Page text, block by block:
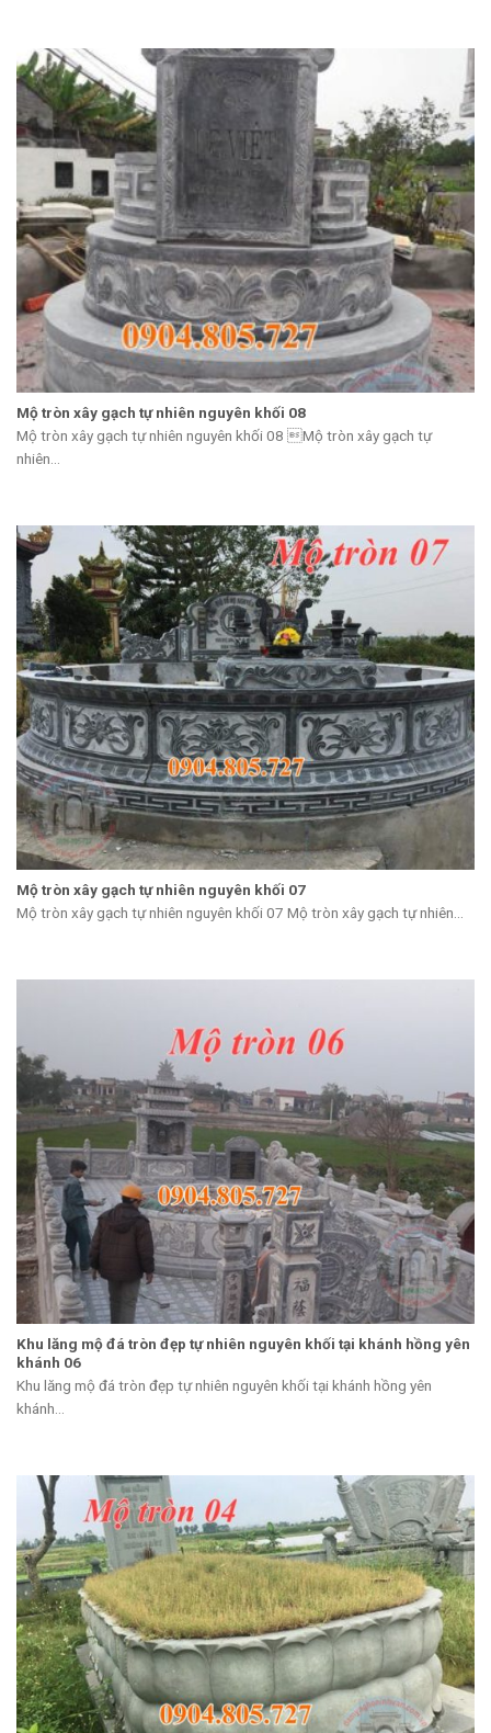
Mộ tròn xây gạch tự nhiên nguyên khối 08
Mộ tròn xây gạch tự nhiên nguyên khối 08 Mộ tròn xây gạch tự
nhiên...
Mộ tròn xây gạch tự nhiên nguyên khối 07
Mộ tròn xây gạch tự nhiên nguyên khối 07 Mộ tròn xây gạch tự nhiên...
Khu lăng mộ đá tròn đẹp tự nhiên nguyên khối tại khánh hồng yên
khánh 06
Khu lăng mộ đá tròn đẹp tự nhiên nguyên khối tại khánh hồng yên
khánh...